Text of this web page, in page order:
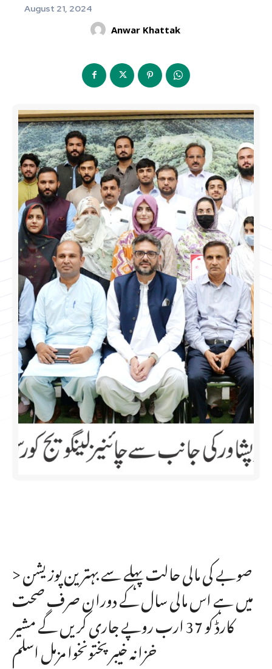
August 21, 2024
Anwar Khattak
> صوبے کی مالی حالت پہلے سے بہترین پوزیشن
میں ہے اس مالی سال کے دوران صرف صحت
کارڈ کو 37 ارب روپے جاری کریں گے مشیر
خزانہ خیبرپختونخوا مزمل اسلم